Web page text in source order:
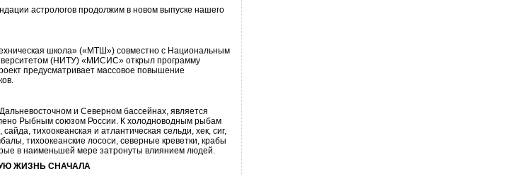
астрологов продолжим в новом выпуске нашего
школа» («МТШ») совместно с Национальным
(НИТУ) «МИСИС» открыл программу
предусматривает массовое повышение
и Северном бассейнах, является
Рыбным союзом России. К холодноводным рыбам
тихоокеанская и атлантическая сельди, хек, сиг,
тихоокеанские лососи, северные креветки, крабы
в наименьшей мере затронуты влиянием людей.
ЖИЗНЬ СНАЧАЛА